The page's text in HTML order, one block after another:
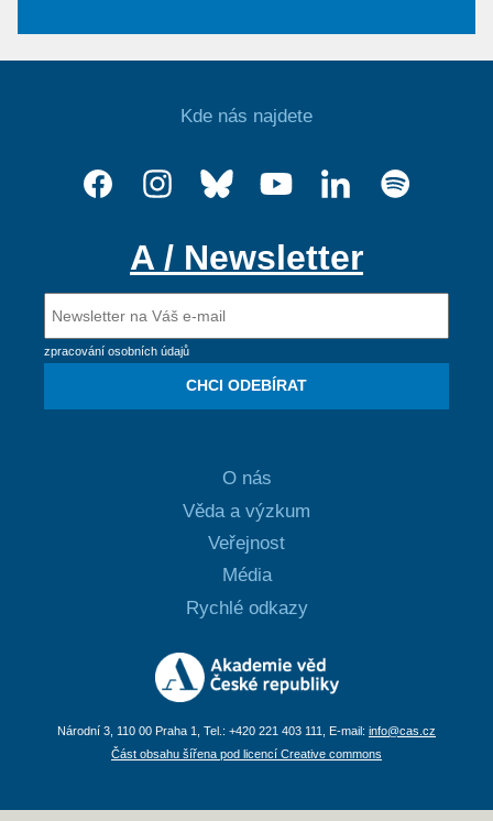
Kde nás najdete
A / Newsletter
zpracování osobních údajů
CHCI ODEBÍRAT
O nás
Věda a výzkum
Veřejnost
Média
Rychlé odkazy
Národní 3, 110 00 Praha 1, Tel.: +420 221 403 111, E-mail: info@cas.cz
Část obsahu šířena pod licencí Creative commons